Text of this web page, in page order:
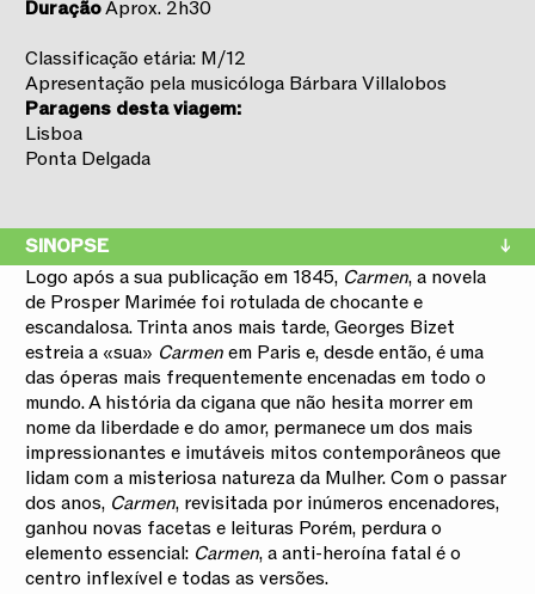
SINOPSE
Logo após a sua publicação em 1845, Carmen, a novela
de Prosper Marimée foi rotulada de chocante e
escandalosa. Trinta anos mais tarde, Georges Bizet
estreia a «sua» Carmenem Paris e, desde então, é uma
das óperas mais frequentemente encenadas em todo o
mundo. A história da cigana que não hesita morrer em
nome da liberdade e do amor, permanece um dos mais
impressionantes e imutáveis mitos contemporâneos que
lidam com a misteriosa natureza da Mulher. Com o passar
dos anos, Carmen, revisitada por inúmeros encenadores,
ganhou novas facetas e leituras Porém, perdura o
elemento essencial: Carmen, a anti-heroína fatal é o
centro inflexível e todas as versões.
DuraçãoAprox. 2h30
Classificação etária: M/12
Apresentação pela musicóloga Bárbara Villalobos
Paragens desta viagem:
Lisboa
Ponta Delgada